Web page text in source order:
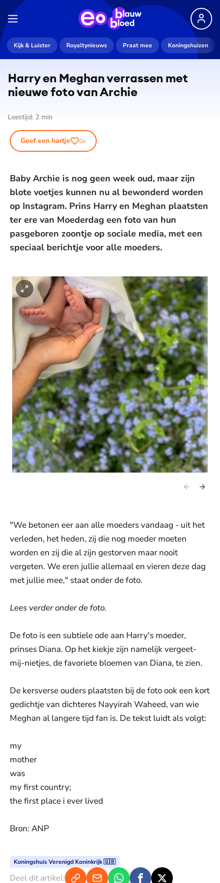
Kijk & Luister Royaltynieuws Praat mee Koningshuizen
Harry en Meghan verrassen met
nieuwe foto van Archie
Leestijd: 2 min
Geef een hartje 0x
Baby Archie is nog geen week oud, maar zijn
blote voetjes kunnen nu al bewonderd worden
op Instagram. Prins Harry en Meghan plaatsten
ter ere van Moederdag een foto van hun
pasgeboren zoontje op sociale media, met een
speciaal berichtje voor alle moeders.
"We betonen eer aan alle moeders vandaag - uit het
verleden, het heden, zij die nog moeder moeten
worden en zij die al zijn gestorven maar nooit
vergeten. We eren jullie allemaal en vieren deze dag
met jullie mee," staat onder de foto.
Lees verder onder de foto.
De foto is een subtiele ode aan Harry's moeder,
prinses Diana. Op het kiekje zijn namelijk vergeet-
mij-nietjes, de favoriete bloemen van Diana, te zien.
De kersverse ouders plaatsten bij de foto ook een kort
gedichtje van dichteres Nayyirah Waheed, van wie
Meghan al langere tijd fan is. De tekst luidt als volgt:
my
mother
was
my first country;
the first place i ever lived
Bron: ANP
Koningshuis Verenigd Koninkrijk 🇬🇧
Deel dit artikel: